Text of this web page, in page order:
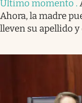
Último momento .
Ahora, la madre
lleven su apellido y